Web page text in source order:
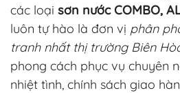
các loại sơn nước COMBO,
luôn tự hào là đơn vị phân
tranh nhất thị trường Biên
phong cách phục vụ chuyên
nhiệt tình, chính sách giao